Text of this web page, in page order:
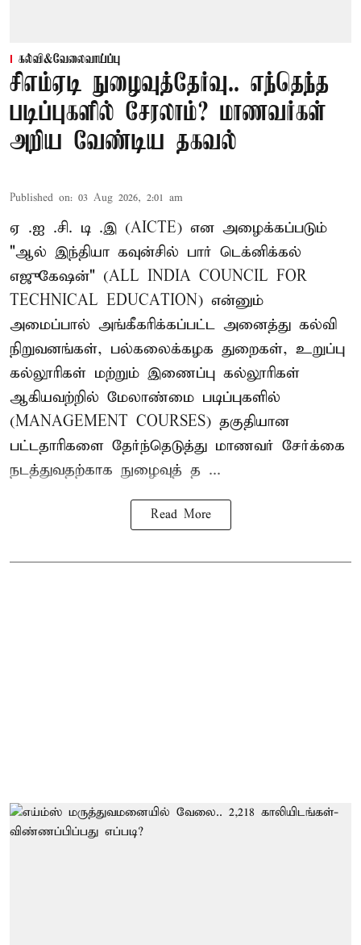
கல்வி&வேலைவாய்ப்பு
சிஎம்ஏடி நுழைவுத்தேர்வு.. எந்தெந்த
படிப்புகளில் சேரலாம்? மாணவர்கள்
அறிய வேண்டிய தகவல்
Published on: 03 Aug 2026, 2:01 am
ஏ .ஐ .சி. டி .இ (AICTE) என அழைக்கப்படும்
"ஆல் இந்தியா கவுன்சில் பார் டெக்னிக்கல்
எஜுகேஷன்" (ALL INDIA COUNCIL FOR
TECHNICAL EDUCATION) என்னும்
அமைப்பால் அங்கீகரிக்கப்பட்ட அனைத்து கல்வி
நிறுவனங்கள், பல்கலைக்கழக துறைகள், உறுப்பு
கல்லூரிகள் மற்றும் இணைப்பு கல்லூரிகள்
ஆகியவற்றில் மேலாண்மை படிப்புகளில்
(MANAGEMENT COURSES) தகுதியான
பட்டதாரிகளை தேர்ந்தெடுத்து மாணவர் சேர்க்கை
நடத்துவதற்காக நுழைவுத் த ...
Read More